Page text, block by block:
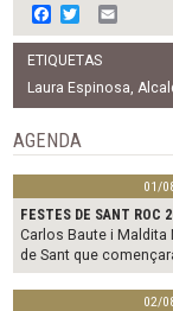
F
a
c
e
b
o
o
k
w
i
t
t
e
m
l
ETIQUETAS
Laura Espinosa,
AGENDA
01/
FESTES DE SANT ROC
Carlos Baute i
de Sant que
02/